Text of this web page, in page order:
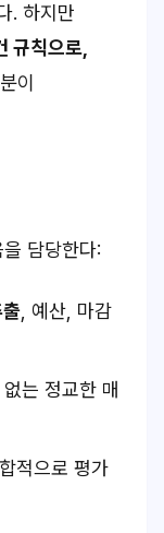
. 하지만
규칙으로,
이
담당한다:
, 예산, 마감
없는 정교한 매
적으로 평가